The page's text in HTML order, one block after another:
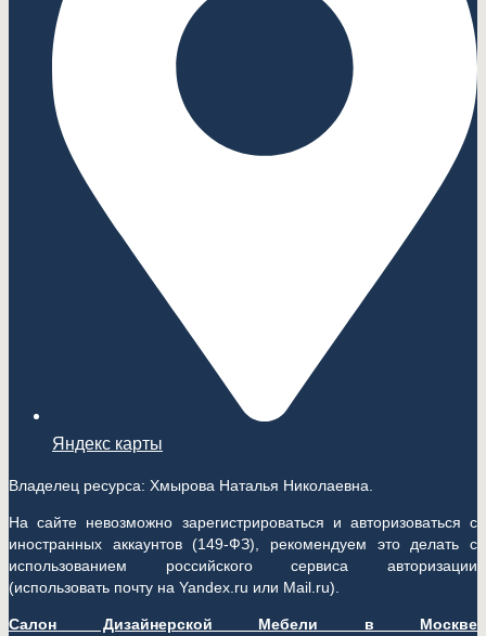
Яндекс карты
Владелец ресурса: Хмырова Наталья Николаевна.
На сайте невозможно зарегистрироваться и авторизоваться с
иностранных аккаунтов (149-ФЗ), рекомендуем это делать с
использованием российского сервиса авторизации
(использовать почту на Yandex.ru или Mail.ru).
Салон Дизайнерской Мебели в Москве